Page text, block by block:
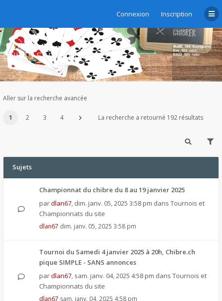
Connexion Inscription
Sujets sans réponse
Aller sur la recherche avancée
1 2 3 4 La recherche a retourné 192 résultats
Sujets
Championnat du chibre du 8 au 19 janvier 2025
pardlan67, dim. janv. 05, 2025 3:58 pm dans Tournois et
Championnats du site
dlan67 dim. janv. 05, 2025 3:58 pm
Tournoi du Samedi 4 janvier 2025 à 20h, Chibre.ch
pique SIMPLE - SANS annonces
pardlan67, sam. janv. 04, 2025 4:58 pm dans Tournois et
Championnats du site
dlan67 sam. janv. 04, 2025 4:58 pm